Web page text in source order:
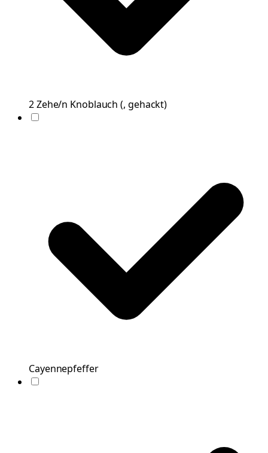
2Zehe/n Knoblauch (, gehackt)
Cayennepfeffer